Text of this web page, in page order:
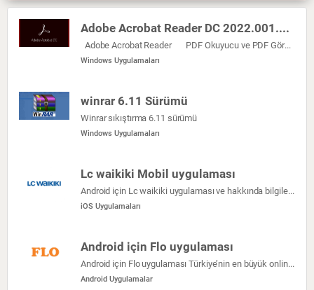
Adobe Acrobat Reader DC 2022.001.20117 sürümü
Adobe Acrobat Reader PDF Okuyucu ve PDF Görüntüleyici Diğer PDF yazılımlarından çok daha güçlü olan Adobe Acrobat […]
Windows Uygulamaları
winrar 6.11 Sürümü
Winrar sıkıştırma 6.11 sürümü
Windows Uygulamaları
Lc waikiki Mobil uygulaması
Android için Lc waikiki uygulaması ve hakkında bilgiler burada verilmiştir
iOS Uygulamaları
Android için Flo uygulaması
Android için Flo uygulaması Türkiye’nin en büyük online ayakkabı alışveriş sitesi FLO şimdi Google Play mobil uygulamasında! Kapıda nakit ödeme, mağazada […]
Android Uygulamalar